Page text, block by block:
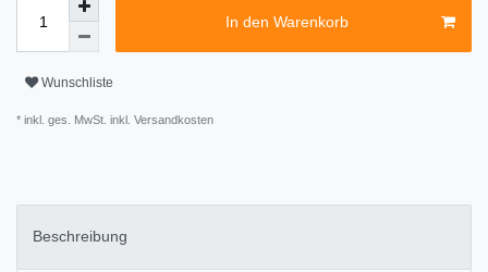
In den Warenkorb
Wunschliste
* inkl. ges. MwSt. inkl. Versandkosten
Beschreibung